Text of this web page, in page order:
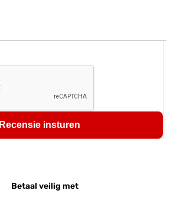
Recensie insturen
Betaal veilig met